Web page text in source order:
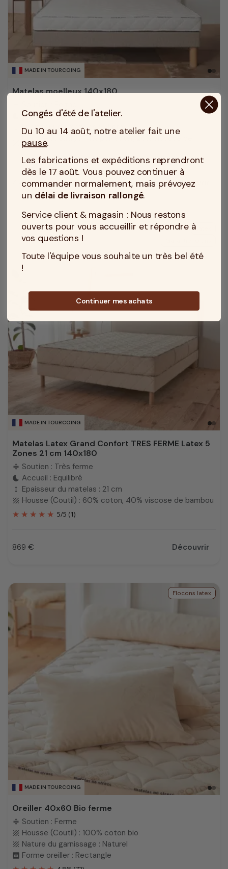
MADE IN TOURCOING
Matelas moelleux 140x180
Accueil : Moelleux
Epaisseur du matelas : 14 cm
Housse (Coutil) : 74% polyester, 26% viscose de
bambou
Prix
479 € Découvrir
MADE IN TOURCOING
Latex
Matelas Latex Grand Confort TRES FERME Latex 5
Zones 21 cm 140x180
compress Soutien : Très ferme
bedtime Accueil : Equilibré
height Epaisseur du matelas : 21 cm
texture Housse (Coutil) : 60% coton, 40% viscose de bambou
5/5 (1)
Prix
869 € Découvrir
MADE IN TOURCOING
Flocons latex
Oreiller 40x60 Bio ferme
compress Soutien : Ferme
texture Housse (Coutil) : 100% coton bio
texture Nature du garnissage : Naturel
bedroom_child Forme oreiller : Rectangle
Congés d'été de l'atelier.
Du 10 au 14 août, notre atelier fait une
pause.
Les fabrications et expéditions reprendront
dès le 17 août. Vous pouvez continuer à
commander normalement, mais prévoyez
un délai de livraison rallongé.
Service client & magasin : Nous restons
ouverts pour vous accueillir et répondre à
vos questions !
Toute l'équipe vous souhaite un très bel été
!
Continuer mes achats